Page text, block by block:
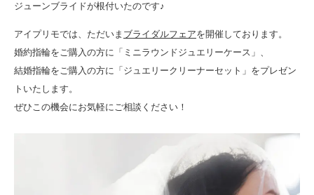
ジューンブライドが根付いたのです♪
アイプリモでは、ただいま ブライダルフェアを開催しております。
婚約指輪をご購入の方に「ミニラウンドジュエリーケース」、
結婚指輪をご購入の方に「ジュエリークリーナーセット」をプレゼン
トいたします。
ぜひこの機会にお気軽にご相談ください！